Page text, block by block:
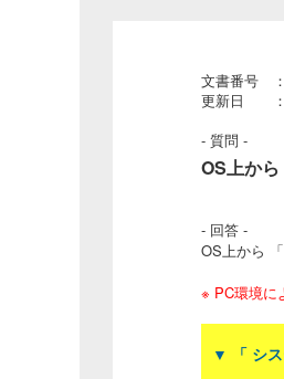
文書番号
更新日 ：
- 質問 -
OS上か
- 回答 -
OS上から
※ PC環境に
▼ 「 シ